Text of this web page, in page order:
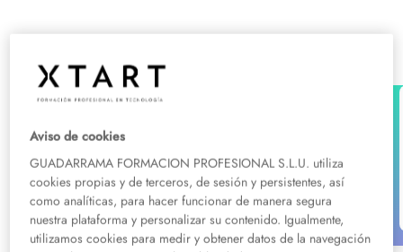
Grado Medio en Cuidados Auxiliares
de Enfermería en Sevilla
Presencial: Sevilla
Consulta descuentos
Aviso de cookies
GUADARRAMA FORMACION PROFESIONAL S.L.U. utiliza
cookies propias y de terceros, de sesión y persistentes, así
como analíticas, para hacer funcionar de manera segura
nuestra plataforma y personalizar su contenido. Igualmente,
utilizamos cookies para medir y obtener datos de la navegación